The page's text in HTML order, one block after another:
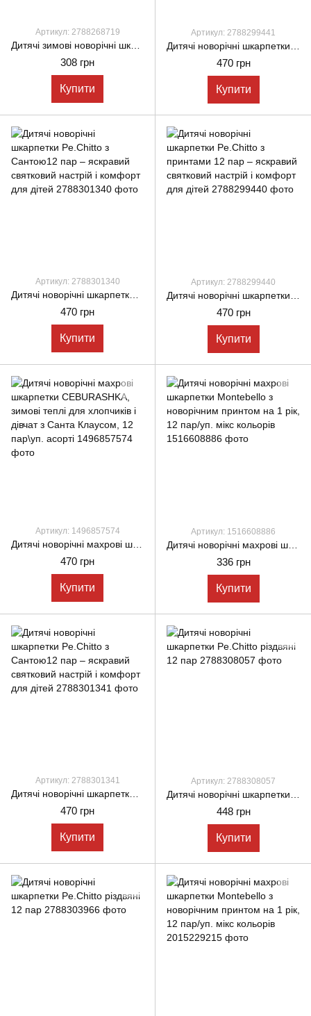
Артикул: 2788268719
308 грн
Купити
Артикул: 2788299441
470 грн
Купити
Артикул: 2788301340
470 грн
Купити
Артикул: 2788299440
470 грн
Купити
Артикул: 1496857574
470 грн
Купити
Артикул: 1516608886
336 грн
Купити
Артикул: 2788301341
470 грн
Купити
Артикул: 2788308057
448 грн
Купити